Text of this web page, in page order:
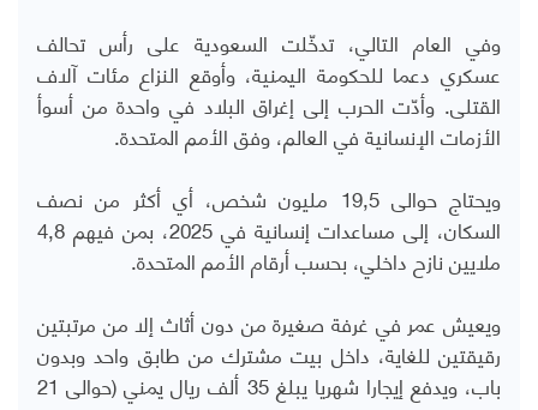
وفي العام التالي، تدخّلت السعودية على رأس تحالف
عسكري دعما للحكومة اليمنية، وأوقع النزاع مئات آلاف
القتلى. وأدّت الحرب إلى إغراق البلاد في واحدة من أسوأ
الأزمات الإنسانية في العالم، وفق الأمم المتحدة.
ويحتاج حوالى 19,5 مليون شخص، أي أكثر من نصف
السكان، إلى مساعدات إنسانية في 2025، بمن فيهم 4,8
ملايين نازح داخلي، بحسب أرقام الأمم المتحدة.
ويعيش عمر في غرفة صغيرة من دون أثاث إلا من مرتبتين
رقيقتين للغاية، داخل بيت مشترك من طابق واحد وبدون
باب، ويدفع إيجارا شهريا يبلغ 35 ألف ريال يمني (حوالى 21